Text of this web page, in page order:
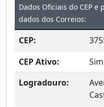
Dados Oficiais do CEP
dados dos Correios:
CEP:
CEP Ativo:
Logradouro: